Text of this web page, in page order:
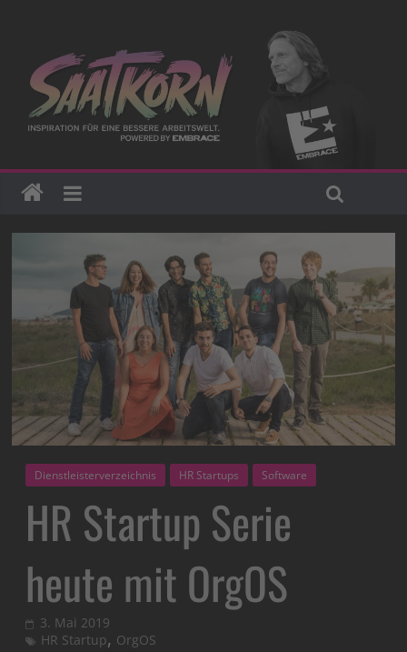
Dienstleisterverzeichnis HR Startups Software
HR Startup Serie
heute mit OrgOS
3. Mai 2019
HR Startup, OrgOS